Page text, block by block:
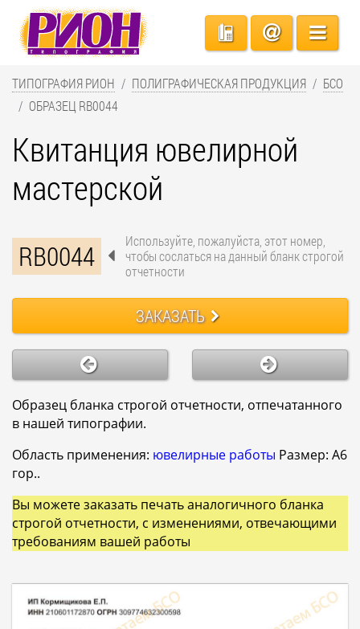
ТИПОГРАФИЯ РИОН ПОЛИГРАФИЧЕСКАЯ ПРОДУКЦИЯ
БСО
ОБРАЗЕЦ RB0044
Квитанция ювелирной
мастерской
RB0044
Используйте, пожалуйста, этот номер,
чтобы сослаться на данный бланк строгой
отчетности
ЗАКАЗАТЬ
Образец бланка строгой отчетности, отпечатанного
в нашей типографии.
Область применения: ювелирные работы Размер: A6
гор..
Вы можете заказать печать аналогичного бланка
строгой отчетности, с изменениями, отвечающими
требованиям вашей работы